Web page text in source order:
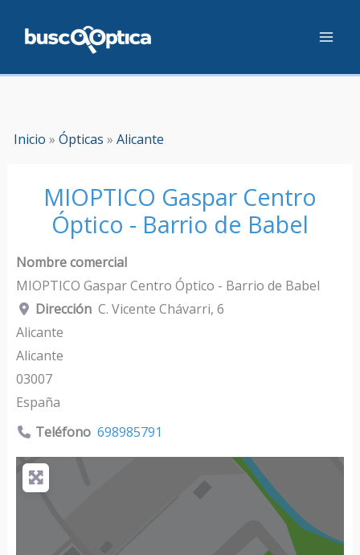
Inicio »Ópticas »Alicante
MIOPTICO Gaspar Centro
Óptico - Barrio de Babel
Nombre comercial
MIOPTICO Gaspar Centro Óptico - Barrio de Babel
Dirección C. Vicente Chávarri, 6
Alicante
Alicante
03007
España
Teléfono 698985791